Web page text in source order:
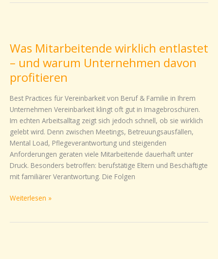
Was Mitarbeitende wirklich entlastet
– und warum Unternehmen davon
profitieren
Best Practices für Vereinbarkeit von Beruf & Familie in Ihrem
Unternehmen Vereinbarkeit klingt oft gut in Imagebroschüren.
Im echten Arbeitsalltag zeigt sich jedoch schnell, ob sie wirklich
gelebt wird. Denn zwischen Meetings, Betreuungsausfällen,
Mental Load, Pflegeverantwortung und steigenden
Anforderungen geraten viele Mitarbeitende dauerhaft unter
Druck. Besonders betroffen: berufstätige Eltern und Beschäftigte
mit familiärer Verantwortung. Die Folgen
wirklich
und
Unternehmen
davon
profitieren
Weiterlesen »